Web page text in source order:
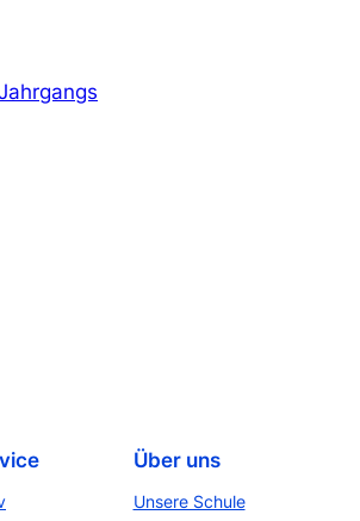
Über uns
Unsere Schule